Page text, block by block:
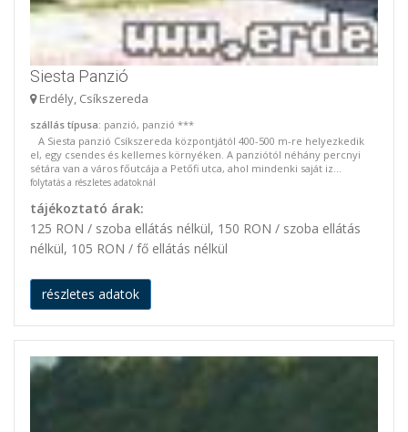
Siesta Panzió
Erdély, Csíkszereda
szállás típusa: panzió, panzió ***
A Siesta panzió Csíkszereda központjától 400-500 m-re helyezkedik
el, egy csendes és kellemes környéken. A panziótól néhány percnyi
sétára van a város főutcája a Petőfi utca, ahol mindenki saját iz...
folytatás a részletes adatoknál
tájékoztató árak:
125 RON / szoba ellátás nélkül, 150 RON / szoba ellátás
nélkül, 105 RON / fő ellátás nélkül
részletes adatok